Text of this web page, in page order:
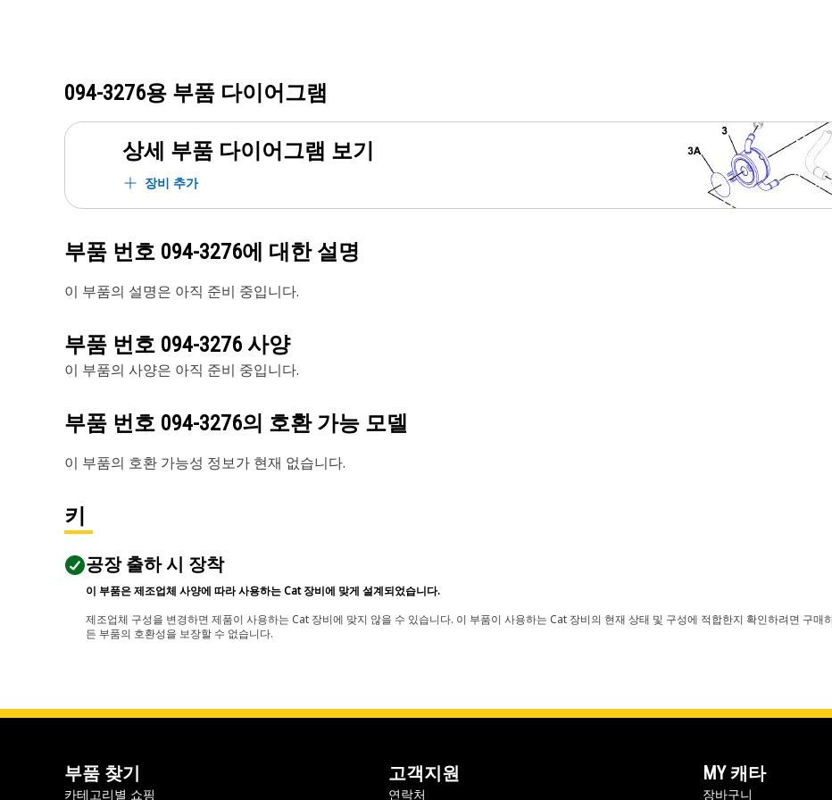
094-3276용 부품 다이어그램
상세 부품 다이어그램 보기
장비 추가
부품 번호 094-3276에 대한 설명
이 부품의 설명은 아직 준비 중입니다.
부품 번호 094-3276 사양
이 부품의 사양은 아직 준비 중입니다.
부품 번호 094-3276의 호환 가능 모델
이 부품의 호환 가능성 정보가 현재 없습니다.
키
공장 출하 시 장착
이 부품은 제조업체 사양에 따라 사용하는 Cat 장비에 맞게 설계되었습니다.
제조업체 구성을 변경하면 제품이 사용하는 Cat 장비에 맞지 않을 수 있습니다. 이 부품이 사용하는 Cat 장비의 현재 상태 및 구성에 적합한지 확인하려면 구매
든 부품의 호환성을 보장할 수 없습니다.
부품 찾기
카테고리별 쇼핑
고객지원
연락처
MY 캐타
장바구니